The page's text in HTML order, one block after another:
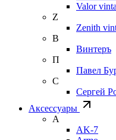
Valor
Z
Zenith
В
Винтеръ
П
Павел
С
Сергей
Аксессуары
A
AK-7